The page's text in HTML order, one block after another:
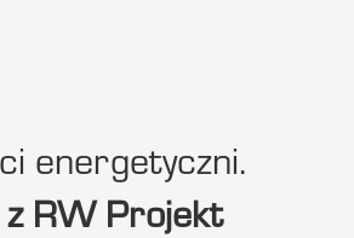
energetyczni.
z RW Projekt